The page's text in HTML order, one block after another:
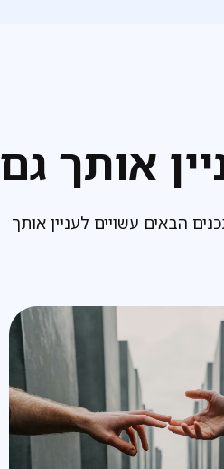
אותך גם
הבאים עשויים לעניין אותך